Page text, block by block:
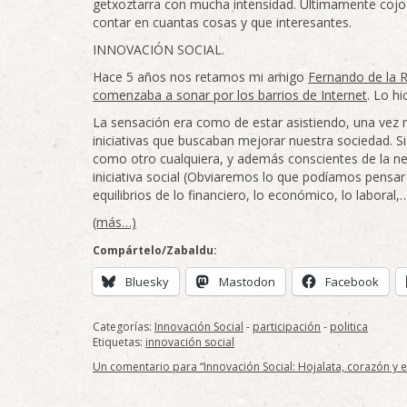
getxoztarra con mucha intensidad. Ultimamente
contar en cuantas cosas y que interesantes.
INNOVACIÓN SOCIAL.
Hace 5 años nos retamos mi amigo Fernando de la
comenzaba a sonar por los barrios de Internet. Lo
La sensación era como de estar asistiendo, una
iniciativas que buscaban mejorar nuestra sociedad.
como otro cualquiera, y además conscientes de la
iniciativa social (Obviaremos lo que podíamos
equilibrios de lo financiero, lo económico, lo
(más…)
Compártelo/Zabaldu:
Bluesky Mastodon Facebook
Categorías: Innovación Social - participación - politica
Etiquetas: innovación social
Un comentario para “Innovación Social: Hojalata, corazón y